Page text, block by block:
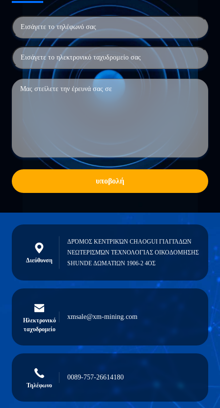
υποβολή
Διεύθυνση
ΔΡΌΜΟΣ ΚΕΝΤΡΙΚΏΝ CHAOGUI ΓΙΑΓΙΆΔΩΝ
ΝΕΩΤΕΡΙΣΜΏΝ ΤΕΧΝΟΛΟΓΊΑΣ ΟΙΚΟΔΟΜΗΣΗΣ
SHUNDE ΔΩΜΑΤΙΩΝ 1906-2 4ΟΣ
Ηλεκτρονικό
ταχυδρομείο
xmsale@xm-mining.com
Τηλέφωνο
0089-757-26614180